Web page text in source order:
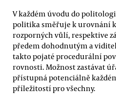
V každém úvodu do
politika směřuje k urovnání
rozporných vůlí, respektive
předem dohodnutým a
takto pojaté procedurální
rovnosti. Možnost zastávat
přístupná potenciálně
příležitostí pro všechny.